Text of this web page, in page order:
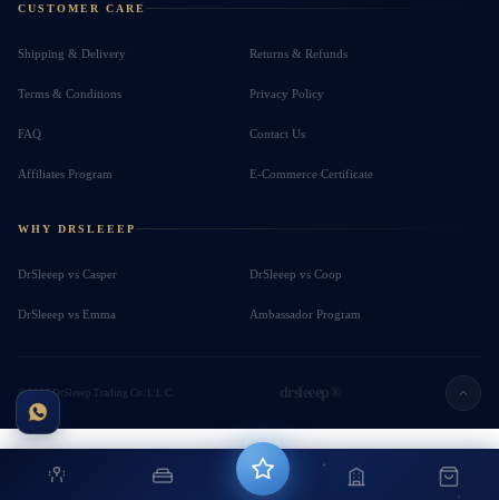
CUSTOMER CARE
Shipping & Delivery Returns & Refunds
Terms & Conditions Privacy Policy
FAQ Contact Us
Affiliates Program E-Commerce Certificate
WHY DRSLEEEP
DrSleeep vs Casper DrSleeep vs Coop
DrSleeep vs Emma Ambassador Program
© 2026 DrSleeep Trading Co. L.L.C. drsleeep®